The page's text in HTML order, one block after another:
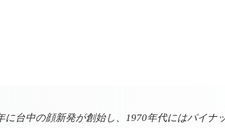
台中の顔新発が創始し、1970年代にはパイナ